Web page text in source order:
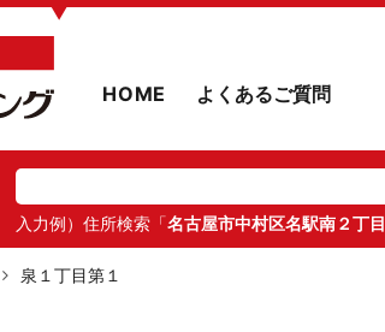
▼
HOME よくあるご質問
入力例）住所検索「名古屋市中村区名駅南２丁目
泉１丁目第１